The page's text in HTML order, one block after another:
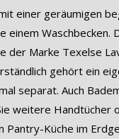
einer geräumigen
einem Waschbecken.
der Marke Texelse
gehört ein
separat. Auch
weitere Handtücher
Pantry-Küche im